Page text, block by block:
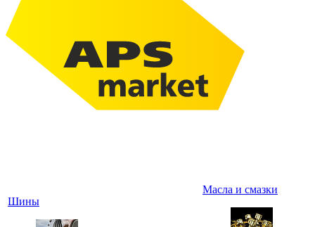
Шины
Масла и смазки